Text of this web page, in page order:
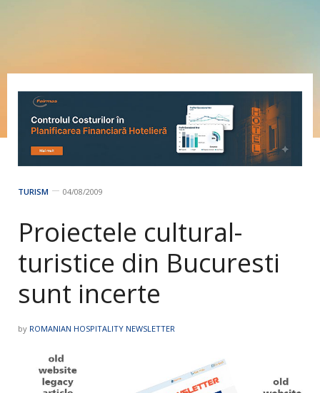
TURISM 04/08/2009
Proiectele cultural-
turistice din Bucuresti
sunt incerte
by ROMANIAN HOSPITALITY NEWSLETTER